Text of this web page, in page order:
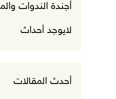
أجندة الندوات
لايوجد أحداث
أحدث المقالات